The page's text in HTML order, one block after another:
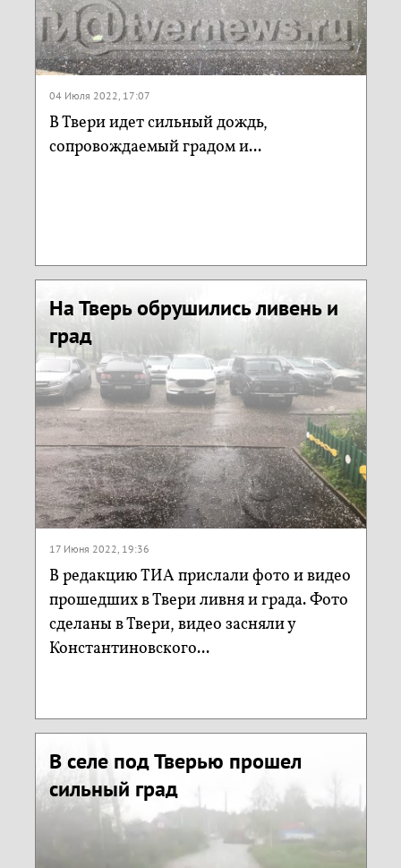
04 Июля 2022, 17:07
В Твери идет сильный дождь,
сопровождаемый градом и...
На Тверь обрушились ливень и
град
17 Июня 2022, 19:36
В редакцию ТИА прислали фото и видео
прошедших в Твери ливня и града. Фото
сделаны в Твери, видео засняли у
Константиновского...
В селе под Тверью прошел
сильный град